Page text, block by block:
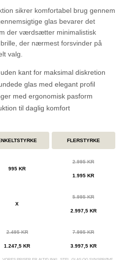
sikrer komfortabel brug gennem
glas bevarer det
der værdsætter minimalistisk
der nærmest forsvinder på
valg.
kant for maksimal diskretion
glas med elegant profil
med ergonomisk pasform
til daglig komfort
FLERSTYRKE
995 KR
2.995 KR
1.995 KR
X
5.995 KR
2.997,5 KR
2.495 KR
1.247,5 KR
7.995 KR
3.997,5 KR